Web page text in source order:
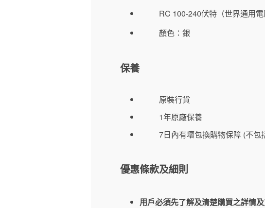
RC 100-240伏特（世界通用電
顏色：銀
保養
原裝行貨
1年原廠保養
7日內有壞包換購物保障 (不
優惠條款及細則
用戶必須先了解及清楚購買之詳情